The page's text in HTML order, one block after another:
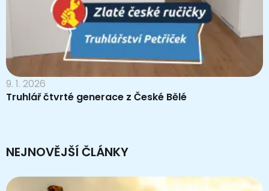
9. 1. 2026
Truhlář čtvrté generace z České Bělé
NEJNOVĚJŠÍ ČLÁNKY